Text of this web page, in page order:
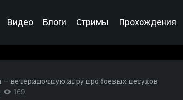
Видео Блоги Стримы Прохождения
вечериночную игру про боевых петухов
169